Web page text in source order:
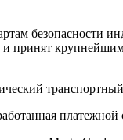
безопасности
принят
платежной